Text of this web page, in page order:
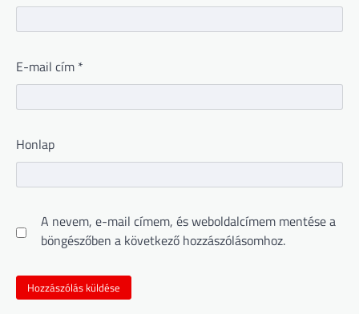
E-mail cím *
Honlap
A nevem, e-mail címem, és weboldalcímem mentése a
böngészőben a következő hozzászólásomhoz.